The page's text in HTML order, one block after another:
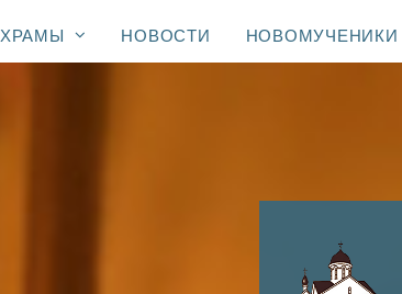
ХРАМЫ НОВОСТИ НОВОМУЧЕНИКИ